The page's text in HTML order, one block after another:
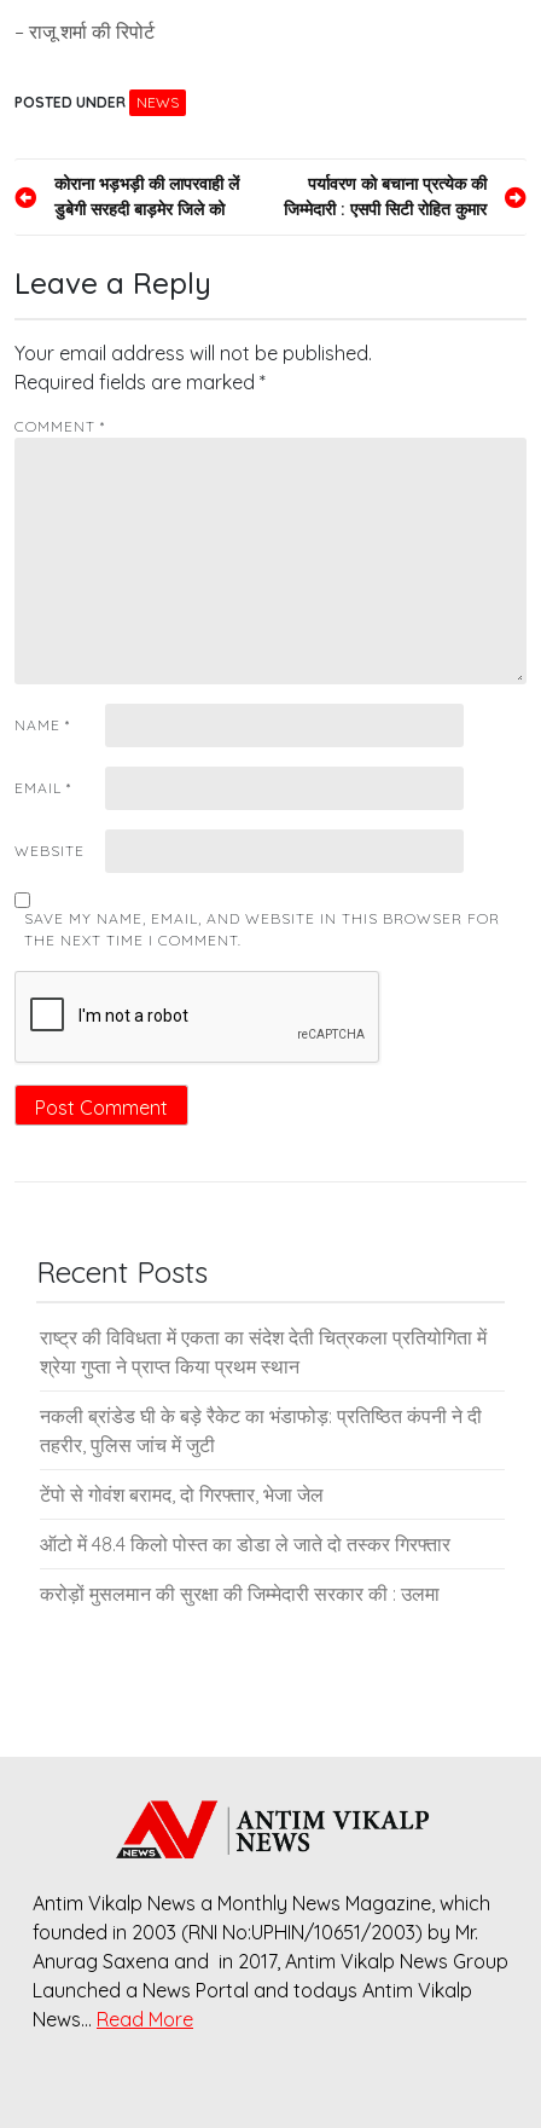
– राजू शर्मा की रिपोर्ट
POSTED UNDER NEWS
Post
navigation
कोराना भड़भड़ी की लापरवाही लें
डुबेगी सरहदी बाड़मेर जिले को
पर्यावरण को बचाना प्रत्येक की
जिम्मेदारी : एसपी सिटी रोहित कुमार
Leave a Reply
Your email address will not be published.
Required fields are marked *
COMMENT *
NAME *
EMAIL *
WEBSITE
SAVE MY NAME, EMAIL, AND WEBSITE IN THIS BROWSER FOR
THE NEXT TIME I COMMENT.
Recent Posts
राष्ट्र की विविधता में एकता का संदेश देती चित्रकला प्रतियोगिता में
श्रेया गुप्ता ने प्राप्त किया प्रथम स्थान
नकली ब्रांडेड घी के बड़े रैकेट का भंडाफोड़: प्रतिष्ठित कंपनी ने दी
तहरीर, पुलिस जांच में जुटी
टेंपो से गोवंश बरामद, दो गिरफ्तार, भेजा जेल
ऑटो में 48.4 किलो पोस्त का डोडा ले जाते दो तस्कर गिरफ्तार
करोड़ों मुसलमान की सुरक्षा की जिम्मेदारी सरकार की : उलमा
Antim Vikalp News a Monthly News Magazine, which
founded in 2003 (RNI No:UPHIN/10651/2003) by Mr.
Anurag Saxena and in 2017, Antim Vikalp News Group
Launched a News Portal and todays Antim Vikalp
News… Read More